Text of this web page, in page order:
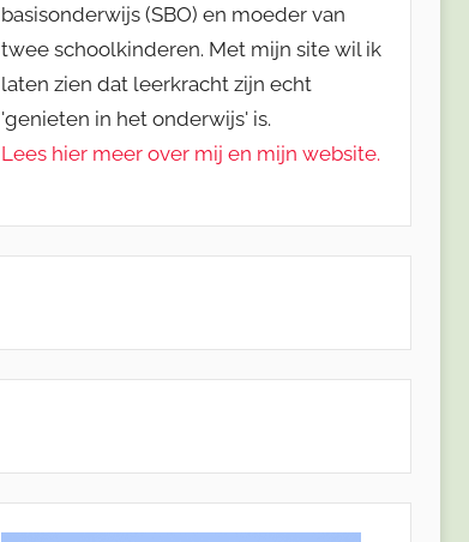
basisonderwijs (SBO) en moeder van
twee schoolkinderen. Met mijn site wil ik
laten zien dat leerkracht zijn echt
'genieten in het onderwijs' is.
Lees hier meer over mij en mijn website.